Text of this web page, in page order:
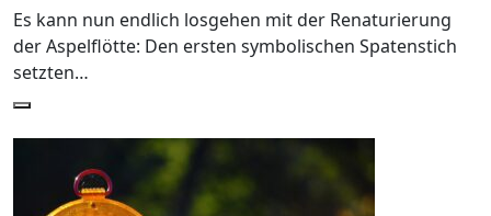
Es kann nun endlich losgehen mit der Renaturierung
der Aspelflötte: Den ersten symbolischen Spatenstich
setzten…